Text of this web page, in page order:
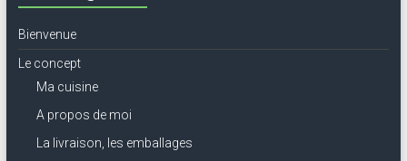
Bienvenue
Le concept
Ma cuisine
A propos de moi
La livraison, les emballages